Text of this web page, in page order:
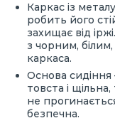
Каркас із
робить його
захищає від
з чорним,
каркаса.
Основа
товста і
не
безпечна.